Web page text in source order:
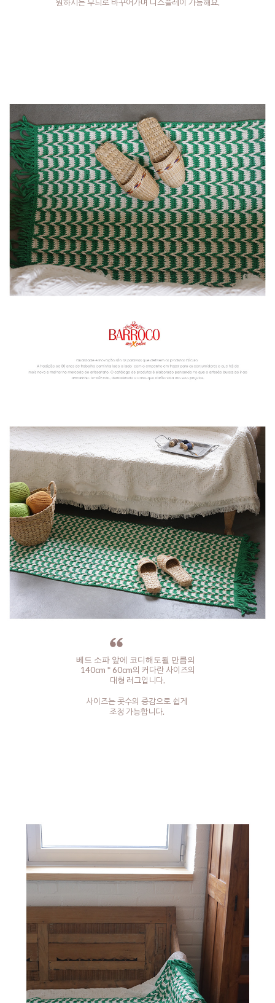
원하시는 무늬로 바꾸어가며 디스플레이 가능해요.
베드 소파 앞에 코디해도될 만큼의
140cm * 60cm의 커다란 사이즈의
대형 러그입니다.
사이즈는 콧수의 증감으로 쉽게
조정 가능합니다.